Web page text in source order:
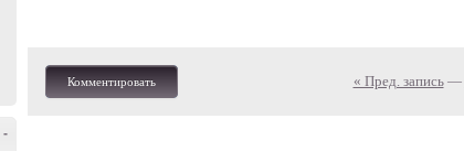
-
Комментировать « Пред. запись—